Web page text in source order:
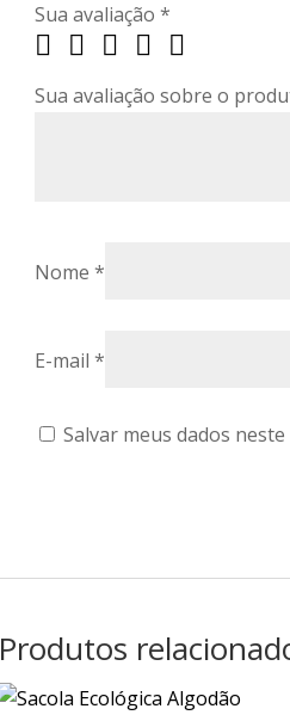
Sua avaliação *
Sua avaliação sobre o
Nome *
E-mail *
Salvar meus dados
Produtos